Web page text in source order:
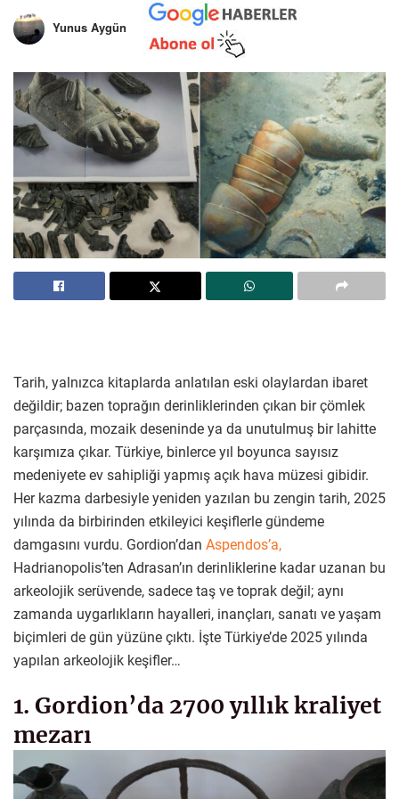
Yunus Aygün
Tarih, yalnızca kitaplarda anlatılan eski olaylardan ibaret
değildir; bazen toprağın derinliklerinden çıkan bir çömlek
parçasında, mozaik deseninde ya da unutulmuş bir lahitte
karşımıza çıkar. Türkiye, binlerce yıl boyunca sayısız
medeniyete ev sahipliği yapmış açık hava müzesi gibidir.
Her kazma darbesiyle yeniden yazılan bu zengin tarih, 2025
yılında da birbirinden etkileyici keşiflerle gündeme
damgasını vurdu. Gordion’dan Aspendos’a,
Hadrianopolis’ten Adrasan’ın derinliklerine kadar uzanan bu
arkeolojik serüvende, sadece taş ve toprak değil; aynı
zamanda uygarlıkların hayalleri, inançları, sanatı ve yaşam
biçimleri de gün yüzüne çıktı. İşte Türkiye’de 2025 yılında
yapılan arkeolojik keşifler…
1. Gordion’da 2700 yıllık kraliyet
mezarı